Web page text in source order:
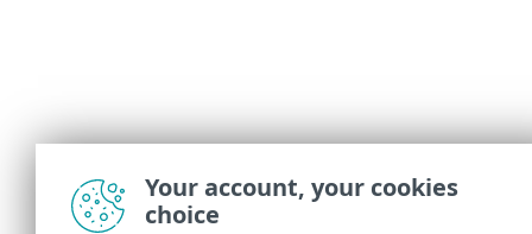
Your account, your cookies
choice